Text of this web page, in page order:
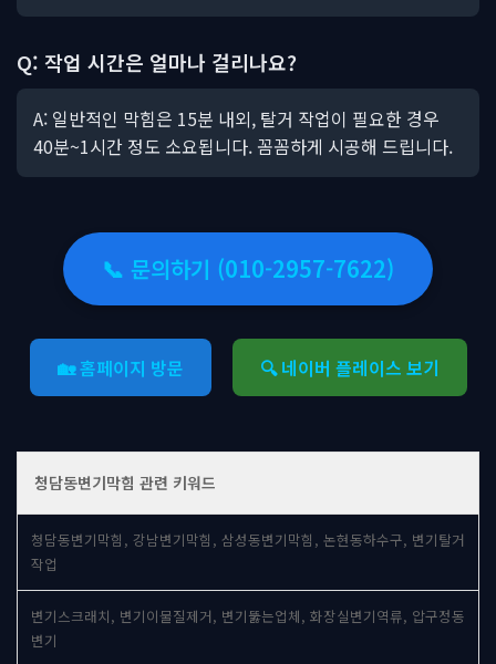
Q: 작업 시간은 얼마나 걸리나요?
A: 일반적인 막힘은 15분 내외, 탈거 작업이 필요한 경우
40분~1시간 정도 소요됩니다. 꼼꼼하게 시공해 드립니다.
📞 문의하기 (010-2957-7622)
🏡 홈페이지 방문 🔍 네이버 플레이스 보기
청담동변기막힘 관련 키워드
청담동변기막힘, 강남변기막힘, 삼성동변기막힘, 논현동하수구, 변기탈거
작업
변기스크래치, 변기이물질제거, 변기뚫는업체, 화장실변기역류, 압구정동
변기